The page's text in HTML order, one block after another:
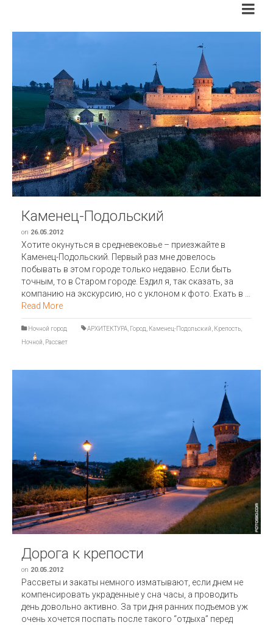
Каменец-Подольский
on 26.05.2012
Хотите окунуться в средневековье – приезжайте в
Каменец-Подольский. Первый раз мне довелось
побывать в этом городе только недавно. Если быть
точным, то в Старом городе. Ездил я, так сказать, за
компанию на экскурсию, но с уклоном к фото. Ехать в …
Read More
Ночной город АРХИТЕКТУРА Город Каменец-Подольский Крепость
Ночной Рассвет
Дорога к крепости
on 20.05.2012
Рассветы и закаты немного изматывают, если днем не
компенсировать украденные у сна часы, а проводить
день довольно активно. За три дня ранних подъемов уж
очень хочется поспать после такого “отдыха” перед